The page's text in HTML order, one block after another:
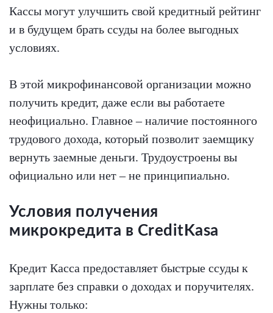
Кассы могут улучшить свой кредитный рейтинг
и в будущем брать ссуды на более выгодных
условиях.
В этой микрофинансовой организации можно
получить кредит, даже если вы работаете
неофициально. Главное – наличие постоянного
трудового дохода, который позволит заемщику
вернуть заемные деньги. Трудоустроены вы
официально или нет – не принципиально.
Условия получения
микрокредита в CreditKasa
Кредит Касса предоставляет быстрые ссуды к
зарплате без справки о доходах и поручителях.
Нужны только: